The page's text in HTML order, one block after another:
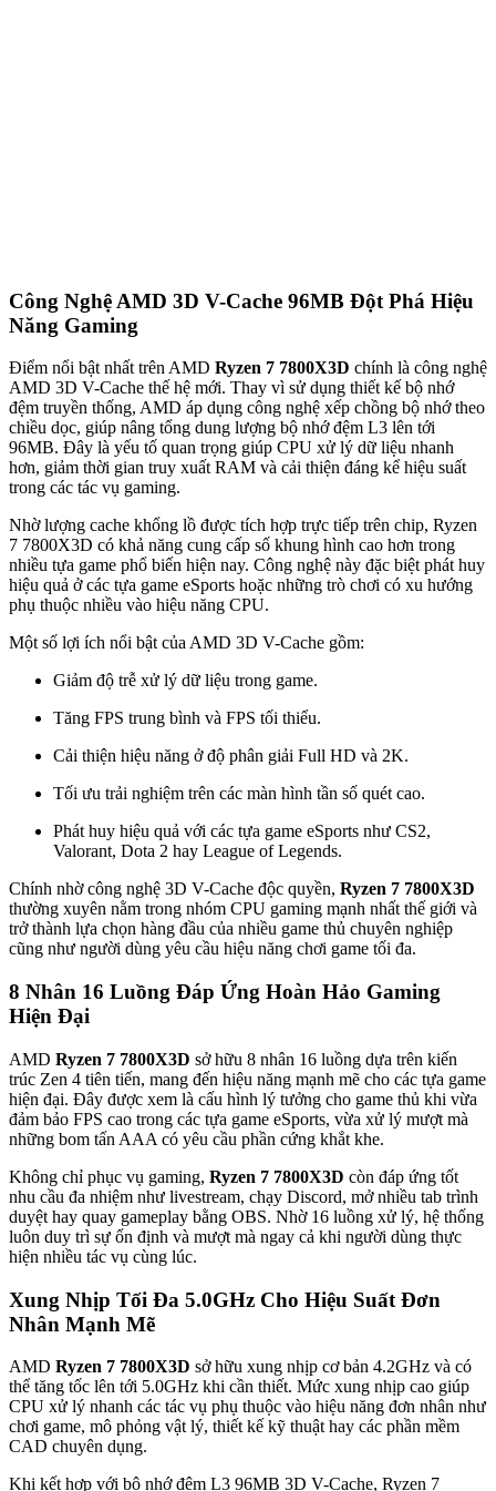
Công Nghệ AMD 3D V-Cache 96MB Đột Phá Hiệu
Năng Gaming
Điểm nổi bật nhất trên AMD Ryzen 7 7800X3D chính là công nghệ
AMD 3D V-Cache thế hệ mới. Thay vì sử dụng thiết kế bộ nhớ
đệm truyền thống, AMD áp dụng công nghệ xếp chồng bộ nhớ theo
chiều dọc, giúp nâng tổng dung lượng bộ nhớ đệm L3 lên tới
96MB. Đây là yếu tố quan trọng giúp CPU xử lý dữ liệu nhanh
hơn, giảm thời gian truy xuất RAM và cải thiện đáng kể hiệu suất
trong các tác vụ gaming.
Nhờ lượng cache khổng lồ được tích hợp trực tiếp trên chip, Ryzen
7 7800X3D có khả năng cung cấp số khung hình cao hơn trong
nhiều tựa game phổ biến hiện nay. Công nghệ này đặc biệt phát huy
hiệu quả ở các tựa game eSports hoặc những trò chơi có xu hướng
phụ thuộc nhiều vào hiệu năng CPU.
Một số lợi ích nổi bật của AMD 3D V-Cache gồm:
Giảm độ trễ xử lý dữ liệu trong game.
Tăng FPS trung bình và FPS tối thiểu.
Cải thiện hiệu năng ở độ phân giải Full HD và 2K.
Tối ưu trải nghiệm trên các màn hình tần số quét cao.
Phát huy hiệu quả với các tựa game eSports như CS2,
Valorant, Dota 2 hay League of Legends.
Chính nhờ công nghệ 3D V-Cache độc quyền, Ryzen 7 7800X3D
thường xuyên nằm trong nhóm CPU gaming mạnh nhất thế giới và
trở thành lựa chọn hàng đầu của nhiều game thủ chuyên nghiệp
cũng như người dùng yêu cầu hiệu năng chơi game tối đa.
8 Nhân 16 Luồng Đáp Ứng Hoàn Hảo Gaming
Hiện Đại
AMD Ryzen 7 7800X3D sở hữu 8 nhân 16 luồng dựa trên kiến
trúc Zen 4 tiên tiến, mang đến hiệu năng mạnh mẽ cho các tựa game
hiện đại. Đây được xem là cấu hình lý tưởng cho game thủ khi vừa
đảm bảo FPS cao trong các tựa game eSports, vừa xử lý mượt mà
những bom tấn AAA có yêu cầu phần cứng khắt khe.
Không chỉ phục vụ gaming, Ryzen 7 7800X3D còn đáp ứng tốt
nhu cầu đa nhiệm như livestream, chạy Discord, mở nhiều tab trình
duyệt hay quay gameplay bằng OBS. Nhờ 16 luồng xử lý, hệ thống
luôn duy trì sự ổn định và mượt mà ngay cả khi người dùng thực
hiện nhiều tác vụ cùng lúc.
Xung Nhịp Tối Đa 5.0GHz Cho Hiệu Suất Đơn
Nhân Mạnh Mẽ
AMD Ryzen 7 7800X3D sở hữu xung nhịp cơ bản 4.2GHz và có
thể tăng tốc lên tới 5.0GHz khi cần thiết. Mức xung nhịp cao giúp
CPU xử lý nhanh các tác vụ phụ thuộc vào hiệu năng đơn nhân như
chơi game, mô phỏng vật lý, thiết kế kỹ thuật hay các phần mềm
CAD chuyên dụng.
Khi kết hợp với bộ nhớ đệm L3 96MB 3D V-Cache, Ryzen 7